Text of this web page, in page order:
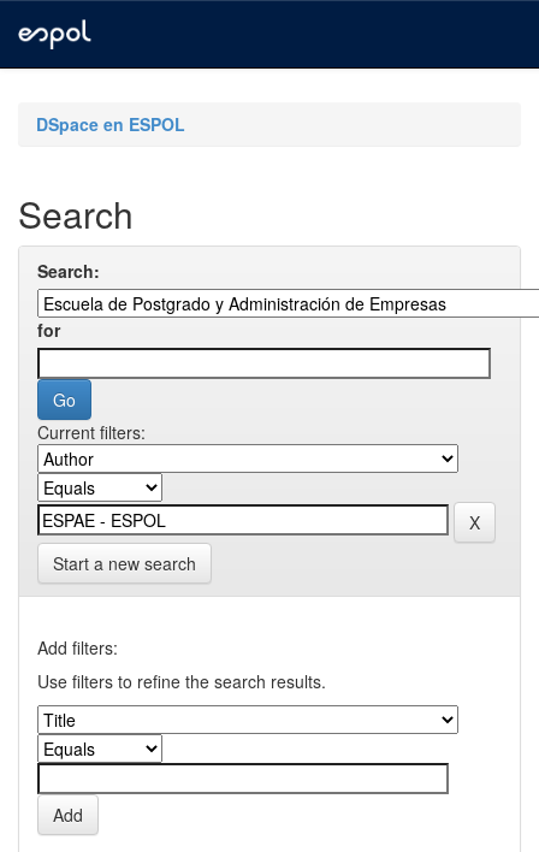
navigationDSpace en ESPOL
Search
Search:
for
Current filters:
Start a new search
Add filters:
Use filters to refine the search results.